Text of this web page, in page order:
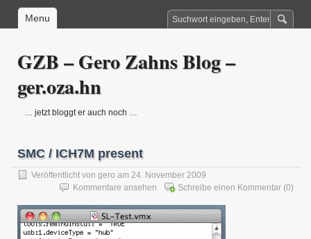
Menu
GZB – Gero Zahns Blog –
ger.oza.hn
… jetzt bloggt er auch noch …
SMC / ICH7M present
Veröffentlicht von gero am 24. November 2009
Schreibe einen Kommentar (0)
Kommentare ansehen